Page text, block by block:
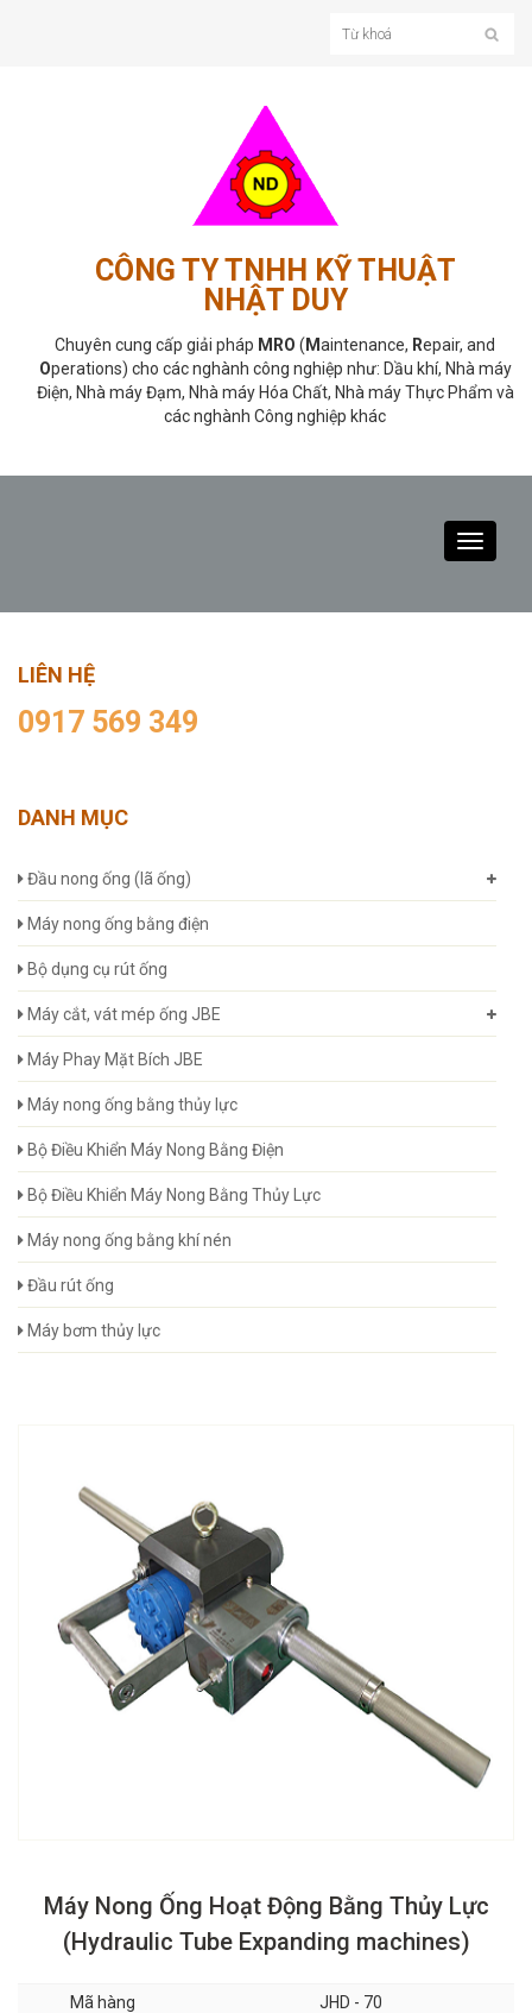
CÔNG TY TNHH KỸ THUẬT
NHẬT DUY
Chuyên cung cấp giải pháp MRO ( Maintenance, Repair, and
Operations) cho các nghành công nghiệp như: Dầu khí, Nhà máy
Điện, Nhà máy Đạm, Nhà máy Hóa Chất, Nhà máy Thực Phẩm và
các nghành Công nghiệp khác
Toggle
LIÊN HỆ
0917 569 349
DANH MỤC
Đầu nong ống (lã ống)
Máy nong ống bằng điện
Bộ dụng cụ rút ống
Máy cắt, vát mép ống JBE
Máy Phay Mặt Bích JBE
Máy nong ống bằng thủy lực
Bộ Điều Khiển Máy Nong Bằng Điện
Bộ Điều Khiển Máy Nong Bằng Thủy Lực
Máy nong ống bằng khí nén
Đầu rút ống
Máy bơm thủy lực
Máy Nong Ống Hoạt Động Bằng Thủy Lực
(Hydraulic Tube Expanding machines)
Mã hàng
JHD - 70